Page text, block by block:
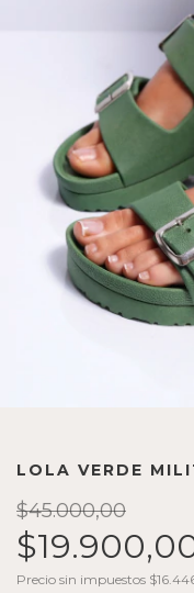
LOLA VERDE
$45.000,00
Precio sin impuestos